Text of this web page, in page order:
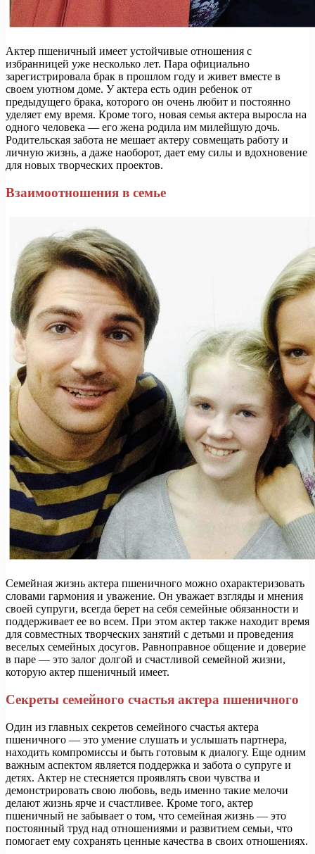
Актер пшеничный имеет устойчивые отношения с
избранницей уже несколько лет. Пара официально
зарегистрировала брак в прошлом году и живет вместе в
своем уютном доме. У актера есть один ребенок от
предыдущего брака, которого он очень любит и постоянно
уделяет ему время. Кроме того, новая семья актера выросла на
одного человека — его жена родила им милейшую дочь.
Родительская забота не мешает актеру совмещать работу и
личную жизнь, а даже наоборот, дает ему силы и вдохновение
для новых творческих проектов.
Взаимоотношения в семье
Семейная жизнь актера пшеничного можно охарактеризовать
словами гармония и уважение. Он уважает взгляды и мнения
своей супруги, всегда берет на себя семейные обязанности и
поддерживает ее во всем. При этом актер также находит время
для совместных творческих занятий с детьми и проведения
веселых семейных досугов. Равноправное общение и доверие
в паре — это залог долгой и счастливой семейной жизни,
которую актер пшеничный имеет.
Секреты семейного счастья актера пшеничного
Один из главных секретов семейного счастья актера
пшеничного — это умение слушать и услышать партнера,
находить компромиссы и быть готовым к диалогу. Еще одним
важным аспектом является поддержка и забота о супруге и
детях. Актер не стесняется проявлять свои чувства и
демонстрировать свою любовь, ведь именно такие мелочи
делают жизнь ярче и счастливее. Кроме того, актер
пшеничный не забывает о том, что семейная жизнь — это
постоянный труд над отношениями и развитием семьи, что
помогает ему сохранять ценные качества в своих отношениях.